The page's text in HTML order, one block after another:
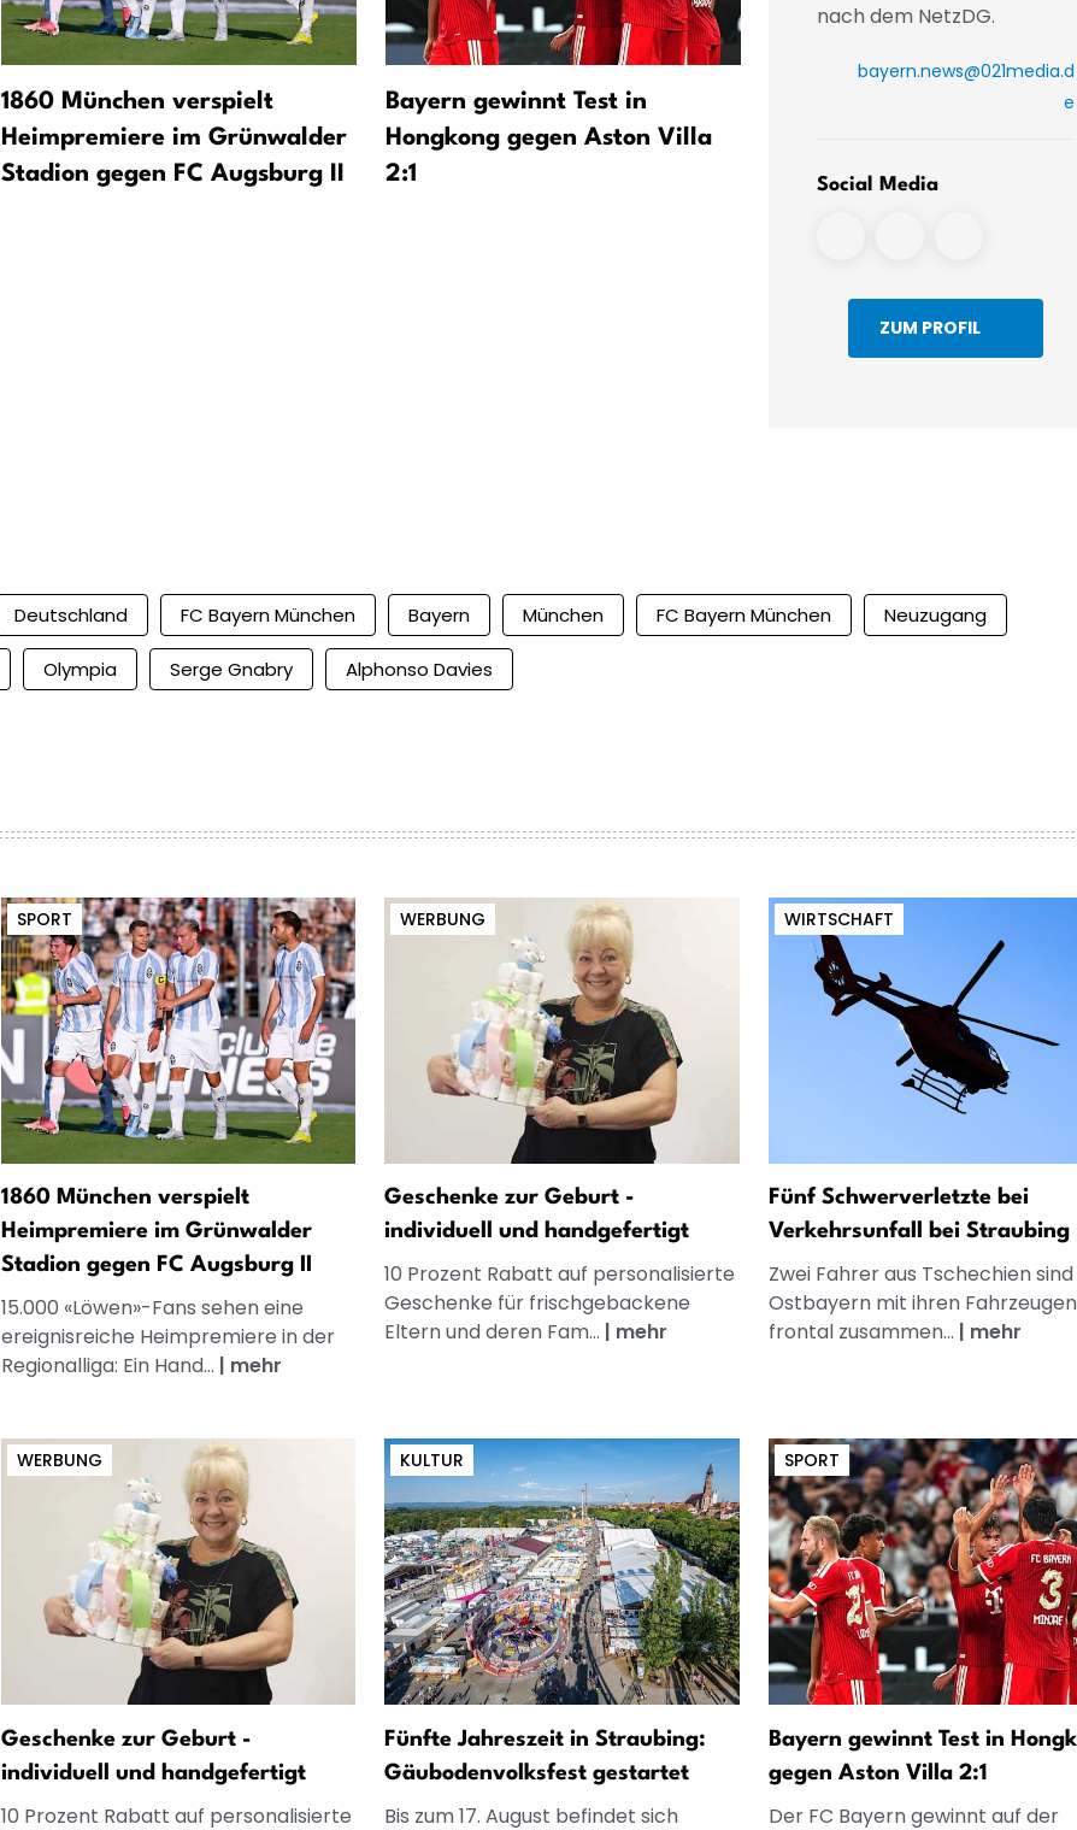
1860 München verspielt
Heimpremiere im Grünwalder
Stadion gegen FC Augsburg II
Bayern gewinnt Test in
Hongkong gegen Aston Villa
2:1
Nürnberg zum Auftakt
nach dem NetzDG.
bayern.news@021media.d
e
Social Media
ZUM PROFIL
Deutschland FC Bayern München Bayern München FC Bayern München Neuzugang
Olympia Serge Gnabry Alphonso Davies
SPORT
1860 München verspielt
Heimpremiere im Grünwalder
Stadion gegen FC Augsburg II
15.000 «Löwen»-Fans sehen eine
ereignisreiche Heimpremiere in der
Regionalliga: Ein Hand... | mehr
WERBUNG
Geschenke zur Geburt -
individuell und handgefertigt
10 Prozent Rabatt auf personalisierte
Geschenke für frischgebackene
Eltern und deren Fam... | mehr
WIRTSCHAFT
Fünf Schwerverletzte bei
Verkehrsunfall bei Straubing
Zwei Fahrer aus Tschechien sind
Ostbayern mit ihren Fahrzeugen
frontal zusammen... | mehr
WERBUNG
Geschenke zur Geburt -
individuell und handgefertigt
10 Prozent Rabatt auf personalisierte
KULTUR
Fünfte Jahreszeit in Straubing:
Gäubodenvolksfest gestartet
Bis zum 17. August befindet sich
SPORT
Bayern gewinnt Test in
gegen Aston Villa 2:1
Der FC Bayern gewinnt auf der